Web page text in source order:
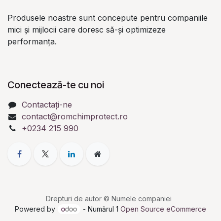
Produsele noastre sunt concepute pentru companiile
mici și mijlocii care doresc să-și optimizeze
performanța.
Conectează-te cu noi
Contactați-ne
contact@romchimprotect.ro
+0234 215 990
Drepturi de autor © Numele companiei
Powered by
- Numărul 1Open Source eCommerce